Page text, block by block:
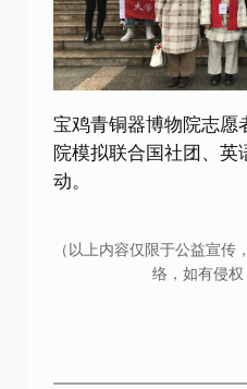
宝鸡青铜器博物院志愿
院模拟联合国社团、英
动。
（以上内容仅限于公益宣
络，如有侵权